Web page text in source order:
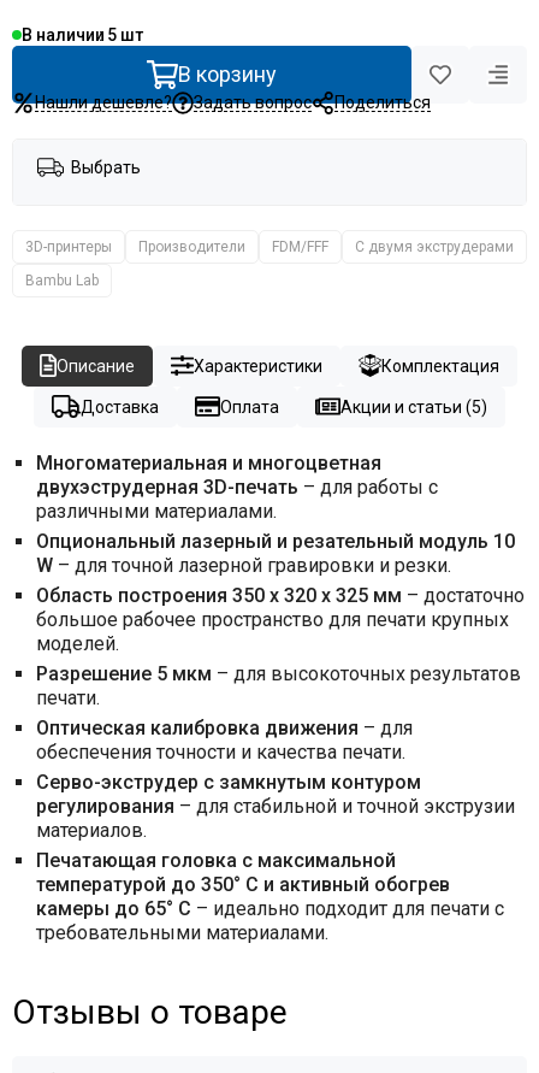
В наличии 5
В корзину
Нашли дешевле? Задать вопрос Поделиться
Выбрать
3D-принтеры Производители FDM/FFF
С двумя экструдерами
Bambu Lab
Описание Характеристики Комплектация
Доставка Оплата Акции и статьи (5)
Многоматериальная и многоцветная
двухэструдерная 3D-печать – для работы с
различными материалами.
Опциональный лазерный и резательный модуль 10
W – для точной лазерной гравировки и резки.
Область построения 350 х 320 х 325 мм – достаточно
большое рабочее пространство для печати крупных
моделей.
Разрешение 5 мкм – для высокоточных результатов
печати.
Оптическая калибровка движения – для
обеспечения точности и качества печати.
Серво-экструдер с замкнутым контуром
регулирования – для стабильной и точной экструзии
материалов.
Печатающая головка с максимальной
температурой до 350° C и активный обогрев
камеры до 65° C – идеально подходит для печати с
требовательными материалами.
Отзывы о товаре